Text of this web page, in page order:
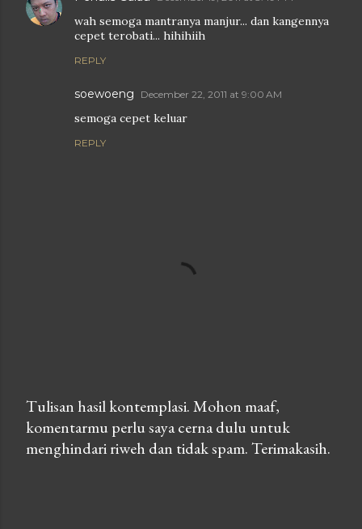
wah semoga mantranya manjur... dan kangennya
cepet terobati... hihihiih
REPLY
soewoeng December 22, 2011 at 9:00 AM
semoga cepet keluar
REPLY
P
o
Tulisan hasil kontemplasi. Mohon maaf,
komentarmu perlu saya cerna dulu untuk
menghindari riweh dan tidak spam. Terimakasih.